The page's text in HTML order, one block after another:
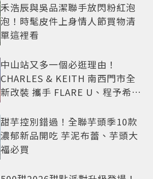
禾浩辰與吳品潔聯手放閃粉紅泡
泡！時髦皮件上身情人節買物清
單這裡看
中山站又多一個必逛理由！
CHARLES & KEITH 南西門市全
新改裝 攜手 FLARE U、程予希演
甜芋控別錯過！全聯芋頭季10款
濃郁新品開吃 芋泥布蕾、芋頭大
福必買